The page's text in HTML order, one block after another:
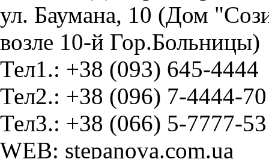
ул. Баумана, 10 (Дом
возле 10-й Гор.Больницы)
Тел1.: +38 (093) 645-4444
Тел2.: +38 (096) 7-4444-70
Тел3.: +38 (066) 5-7777-53
WEB: stepanova.com.ua